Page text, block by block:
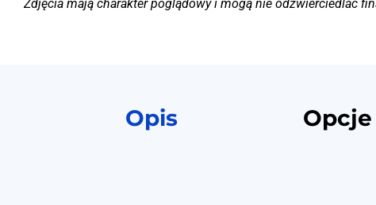
Zdjęcia mają charakter poglądowy i mogą nie odzwierciedlać
Opis